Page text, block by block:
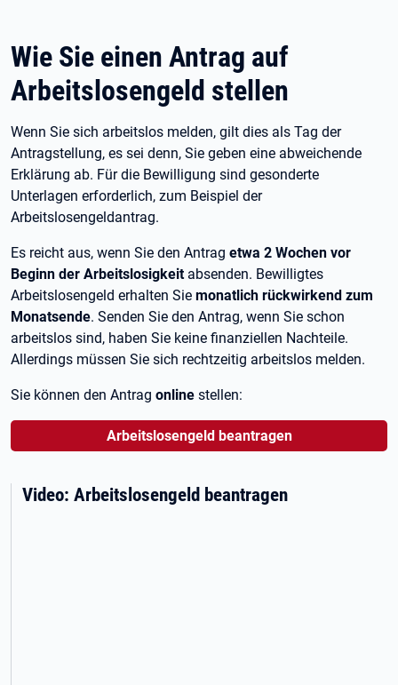
Wie Sie einen Antrag auf
Arbeitslosengeld stellen
Wenn Sie sich arbeitslos melden, gilt dies als Tag der
Antragstellung, es sei denn, Sie geben eine abweichende
Erklärung ab. Für die Bewilligung sind gesonderte
Unterlagen erforderlich, zum Beispiel der
Arbeitslosengeldantrag.
Es reicht aus, wenn Sie den Antrag etwa 2 Wochen vor
Beginn der Arbeitslosigkeitabsenden. Bewilligtes
Arbeitslosengeld erhalten Sie monatlich rückwirkend zum
Monatsende. Senden Sie den Antrag, wenn Sie schon
arbeitslos sind, haben Sie keine finanziellen Nachteile.
Allerdings müssen Sie sich rechtzeitig arbeitslos melden.
Sie können den Antrag online stellen:
Arbeitslosengeld beantragen
Video: Arbeitslosengeld beantragen